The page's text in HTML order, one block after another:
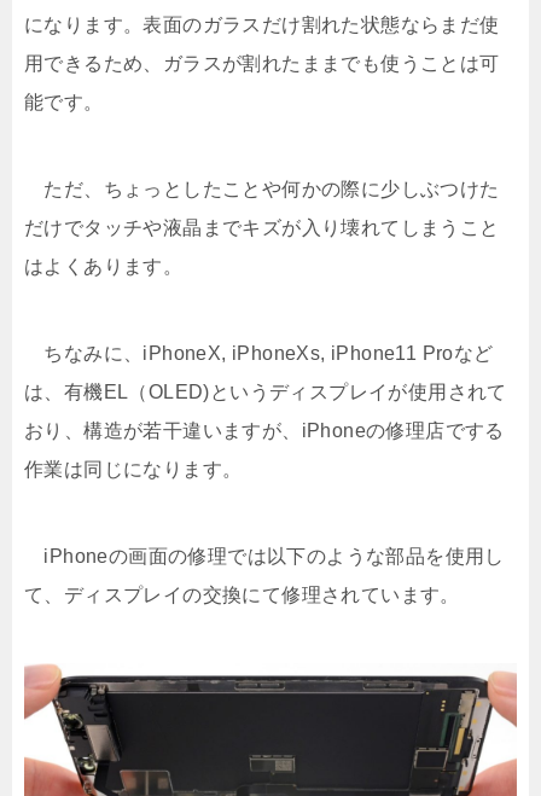
になります。表面のガラスだけ割れた状態ならまだ使
用できるため、ガラスが割れたままでも使うことは可
能です。
ただ、ちょっとしたことや何かの際に少しぶつけた
だけでタッチや液晶までキズが入り壊れてしまうこと
はよくあります。
ちなみに、iPhoneX, iPhoneXs, iPhone11 Proなど
は、有機EL（OLED)というディスプレイが使用されて
おり、構造が若干違いますが、iPhoneの修理店でする
作業は同じになります。
iPhoneの画面の修理では以下のような部品を使用し
て、ディスプレイの交換にて修理されています。